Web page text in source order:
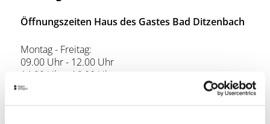
Öffnungszeiten Haus des Gastes Bad Ditzenbach
Montag - Freitag:
09.00 Uhr - 12.00 Uhr
14.00 Uhr - 16.00 Uhr